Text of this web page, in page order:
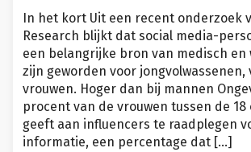
In het kort Uit een recent onderzoek
Research blijkt dat social media-
een belangrijke bron van medisch en
zijn geworden voor jongvolwassenen,
vrouwen. Hoger dan bij mannen
procent van de vrouwen tussen de 18
geeft aan influencers te raadplegen
informatie, een percentage dat […]